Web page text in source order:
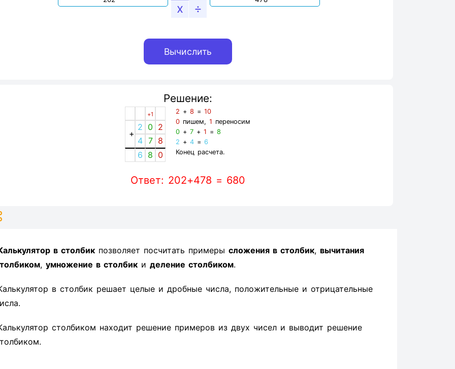
x
÷
Решение:
+1
+
2 0 2
4 7 8
6 8 0
2 +8 =10
0 пишем,1 переносим
0 +7 +1 =8
2 +4 =6
Конец расчета.
Ответ: 202+478 = 680
в столбик позволяет посчитать примеры сложения в столбик, вычитания
, умножение в столбик и деление столбиком.
в столбик решает целые и дробные числа, положительные и отрицательные
столбиком находит решение примеров из двух чисел и выводит решение